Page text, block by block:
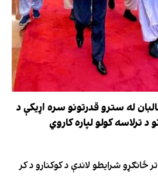
له سترو قدرتونو سره اړیکې د
د ترلاسه کولو لپاره کاروي
ځانګړو شرایطو لاندې د کوکنارو د کر